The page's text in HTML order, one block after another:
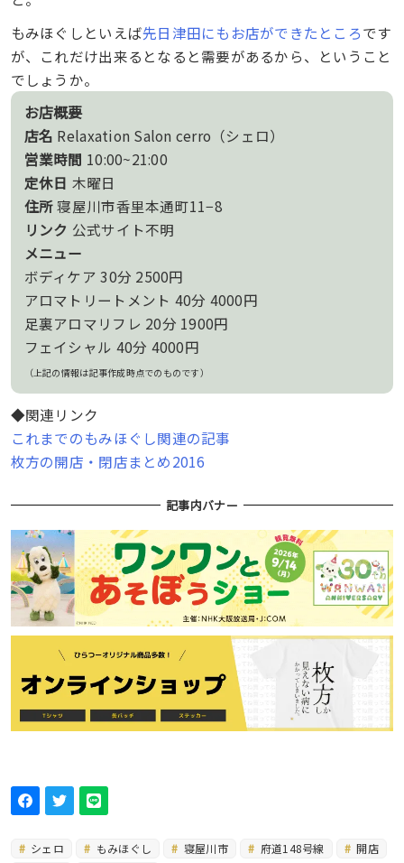
もみほぐしといえば先日津田にもお店ができたところです
が、これだけ出来るとなると需要があるから、ということ
でしょうか。
お店概要
店名 Relaxation Salon cerro（シェロ）
営業時間 10:00~21:00
定休日 木曜日
住所寝屋川市香里本通町11−8
リンク 公式サイト不明
メニュー
ボディケア 30分 2500円
アロマトリートメント 40分 4000円
足裏アロマリフレ 20分 1900円
フェイシャル 40分 4000円
（上記の情報は記事作成時点でのものです）
◆関連リンク
これまでのもみほぐし関連の記事
枚方の開店・閉店まとめ2016
記事内バナー
シェロ もみほぐし 寝屋川市 府道148号線
開店